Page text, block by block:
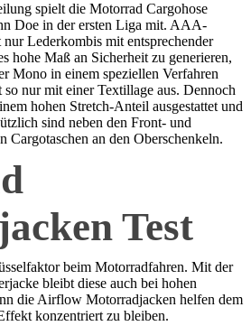
spielt die Motorrad Cargohose
Doe in der ersten Liga mit. AAA-
Lederkombis mit entsprechender
hohe Maß an Sicherheit zu generieren,
Mono in einem speziellen Verfahren
nur mit einer Textillage aus. Dennoch
hohen Stretch-Anteil ausgestattet und
sind neben den Front- und
Cargotaschen an den Oberschenkeln.
Test
beim Motorradfahren. Mit der
bleibt diese auch bei hohen
die Airflow Motorradjacken helfen dem
konzentriert zu bleiben.